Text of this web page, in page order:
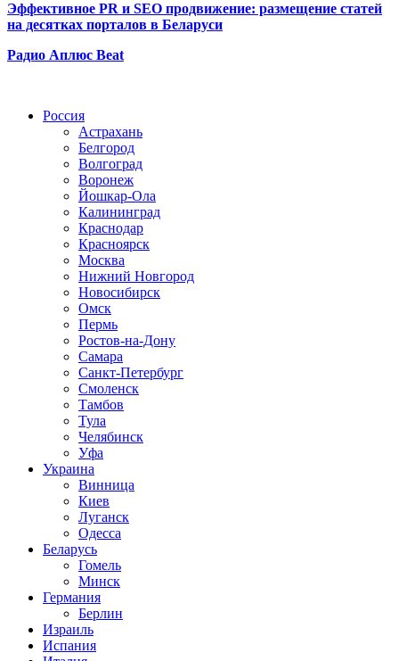
Эффективное PR и SEO продвижение: размещение статей
на десятках порталов в Беларуси
Радио Аплюс Beat
Россия
Астрахань
Белгород
Волгоград
Воронеж
Йошкар-Ола
Калининград
Краснодар
Красноярск
Москва
Нижний Новгород
Новосибирск
Омск
Пермь
Ростов-на-Дону
Самара
Санкт-Петербург
Смоленск
Тамбов
Тула
Челябинск
Уфа
Украина
Винница
Киев
Луганск
Одесса
Беларусь
Гомель
Минск
Германия
Берлин
Израиль
Испания